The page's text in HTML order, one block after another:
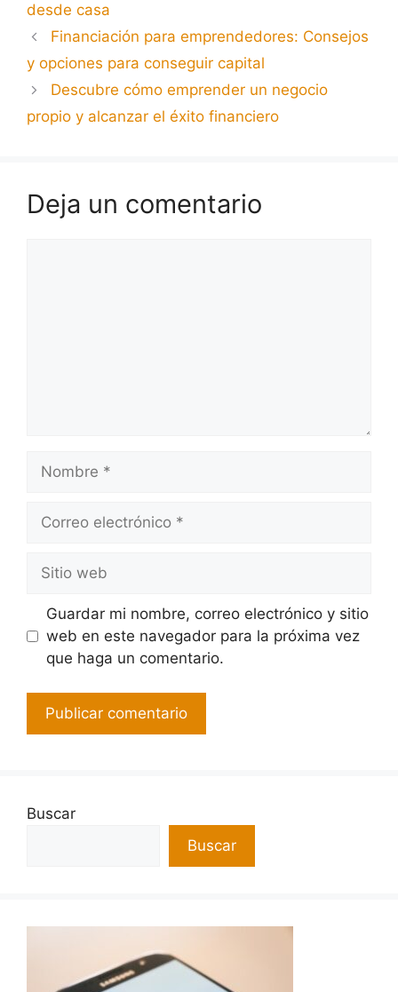
desde casa
Financiación para emprendedores: Consejos
y opciones para conseguir capital
Descubre cómo emprender un negocio
propio y alcanzar el éxito financiero
Deja un comentario
Guardar mi nombre, correo electrónico y sitio
web en este navegador para la próxima vez
que haga un comentario.
Buscar
Buscar